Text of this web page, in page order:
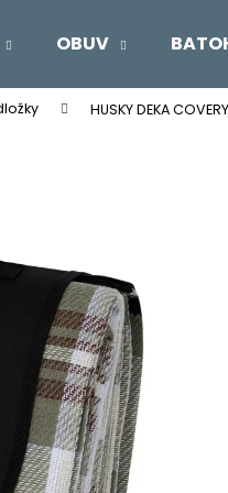
OBUV
HUSKY DEKA
Co potřebujete
Doporučujeme